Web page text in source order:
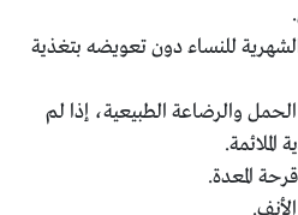
للنساء دون تعويضه بتغذية
والرضاعة الطبيعية، إذا لم
الملائمة.